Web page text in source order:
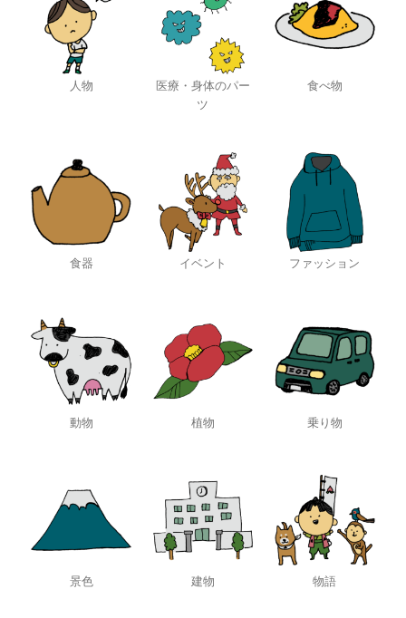
人物
医療・身体のパー
ツ
食べ物
食器 イベント ファッション
動物 植物 乗り物
景色 建物 物語